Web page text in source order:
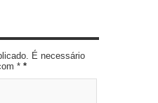
É necessário
* *